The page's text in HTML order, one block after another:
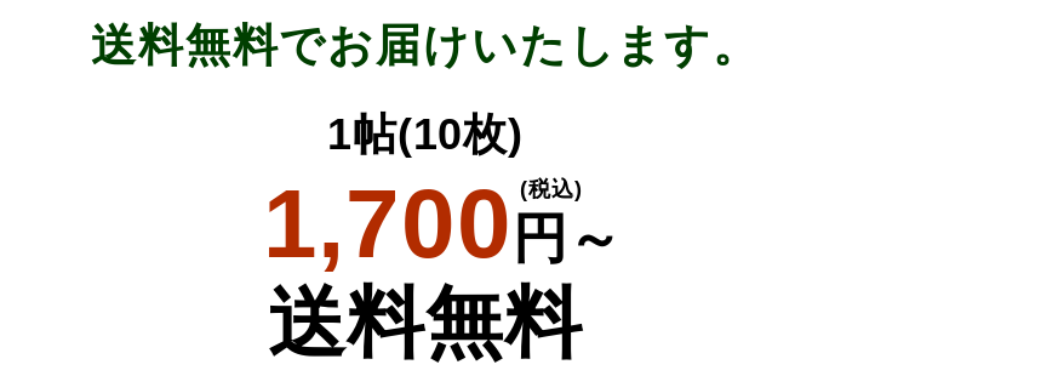
送料無料でお届けいたします。
1帖(10枚)
1,700 円～
(税込)
送料無料